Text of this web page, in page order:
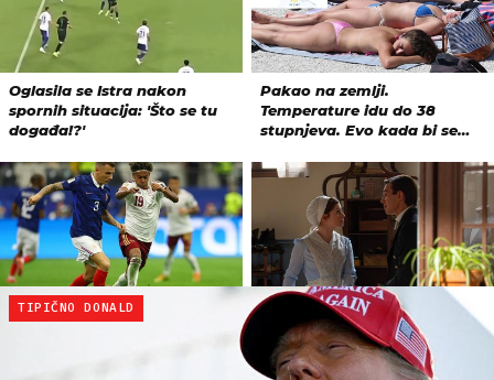
TIPIČNO DONALD